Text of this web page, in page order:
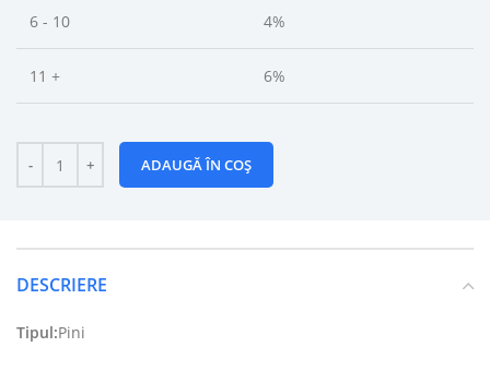
6 - 10 4%
11 + 6%
ADAUGĂ ÎN COȘ
DESCRIERE
Tipul:Pini